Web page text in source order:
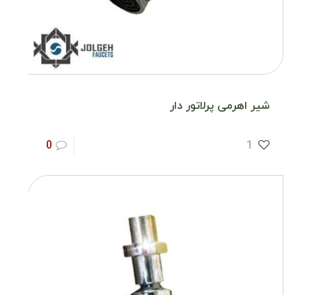
شیر اهرمی پرلاتور دار
1
0